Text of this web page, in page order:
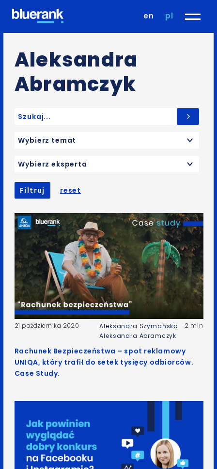
en pl
Aleksandra
Abramczyk
21 października 2020
Aleksandra Szymańska
Aleksandra Abramczyk
2 min
Rachunek Bezpieczeństwa – spot reklamowy
UNIQA, który trafił do setek tysięcy odbiorców.
Case Study.
Wybierz temat
Wybierz eksperta
Filtruj reset